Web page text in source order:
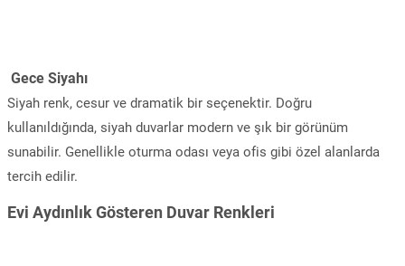
Gece Siyahı
Siyah renk, cesur ve dramatik bir seçenektir. Doğru
kullanıldığında, siyah duvarlar modern ve şık bir görünüm
sunabilir. Genellikle oturma odası veya ofis gibi özel alanlarda
tercih edilir.
Evi Aydınlık Gösteren Duvar Renkleri